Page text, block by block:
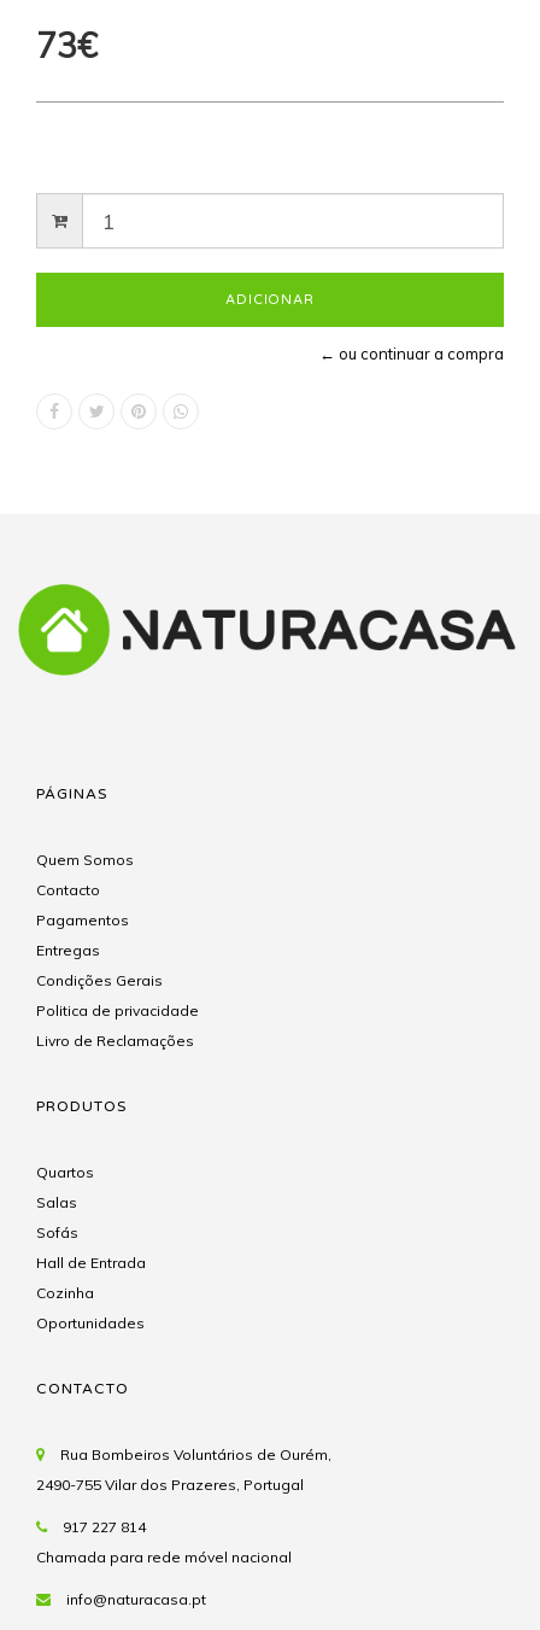
73€
← ou continuar a compra
PÁGINAS
Quem Somos
Contacto
Pagamentos
Entregas
Condições Gerais
Politica de privacidade
Livro de Reclamações
PRODUTOS
Quartos
Salas
Sofás
Hall de Entrada
Cozinha
Oportunidades
CONTACTO
Rua Bombeiros Voluntários de Ourém,
2490-755 Vilar dos Prazeres, Portugal
917 227 814
Chamada para rede móvel nacional
info@naturacasa.pt